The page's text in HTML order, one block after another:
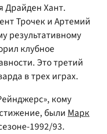
Драйден Хант.
Трочек и Артемий
результативному
клубное
Это третий
в трех играх.
кому
былиМарк
1992/93.